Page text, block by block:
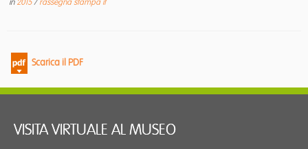
in 2015/rassegna stampa it
Scarica il PDF
VISITA VIRTUALE AL MUSEO